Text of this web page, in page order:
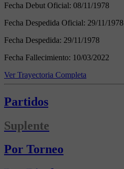
Fecha Debut Oficial: 08/11/1978
Fecha Despedida Oficial: 29/11/1978
Fecha Despedida: 29/11/1978
Fecha Fallecimiento: 10/03/2022
Ver Trayectoria Completa
Partidos
Suplente
Por Torneo